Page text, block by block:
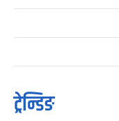
ट्रेन्डिङ